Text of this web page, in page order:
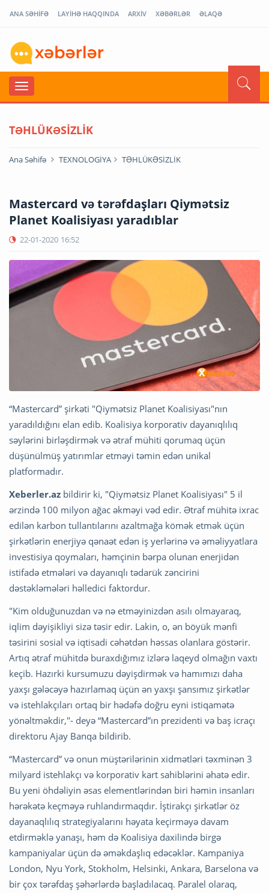
ANA SƏHİFƏ LAYİHƏ HAQQINDA ARXİV XƏBƏRLƏR ƏLAQƏ
TƏHLÜKƏSİZLİK
Ana Səhifə TEXNOLOGİYA TƏHLÜKƏSİZLİK
Mastercard və tərəfdaşları Qiymətsiz
Planet Koalisiyası yaradıblar
22-01-2020 16:52
“Mastercard” şirkəti "Qiymətsiz Planet Koalisiyası"nın
yaradıldığını elan edib. Koalisiya korporativ dayanıqlılıq
səylərini birləşdirmək və ətraf mühiti qorumaq üçün
düşünülmüş yatırımlar etməyi təmin edən unikal
platformadır.
Xeberler.az bildirir ki, "Qiymətsiz Planet Koalisiyası" 5 il
ərzində 100 milyon ağac əkməyi vəd edir. Ətraf mühitə ixrac
edilən karbon tullantılarını azaltmağa kömək etmək üçün
şirkətlərin enerjiyə qənaət edən iş yerlərinə və əməliyyatlara
investisiya qoymaları, həmçinin bərpa olunan enerjidən
istifadə etmələri və dayanıqlı tədarük zəncirini
dəstəkləmələri həlledici faktordur.
"Kim olduğunuzdan və nə etməyinizdən asılı olmayaraq,
iqlim dəyişikliyi sizə təsir edir. Lakin, o, ən böyük mənfi
təsirini sosial və iqtisadi cəhətdən həssas olanlara göstərir.
Artıq ətraf mühitdə buraxdığımız izlərə laqeyd olmağın vaxtı
keçib. Hazırki kursumuzu dəyişdirmək və hamımızı daha
yaxşı gələcəyə hazırlamaq üçün ən yaxşı şansımız şirkətlər
və istehlakçıları ortaq bir hədəfə doğru eyni istiqamətə
yönəltməkdir,"- deyə “Mastercard”ın prezidenti və baş icraçı
direktoru Ajay Banqa bildirib.
“Mastercard” və onun müştərilərinin xidmətləri təxminən 3
milyard istehlakçı və korporativ kart sahiblərini əhatə edir.
Bu yeni öhdəliyin əsas elementlərindən biri həmin insanları
hərəkətə keçməyə ruhlandırmaqdır. İştirakçı şirkətlər öz
dayanaqlılıq strategiyalarını həyata keçirməyə davam
etdirməklə yanaşı, həm də Koalisiya daxilində birgə
kampaniyalar üçün də əməkdaşlıq edəcəklər. Kampaniya
London, Nyu York, Stokholm, Helsinki, Ankara, Barselona və
bir çox tərəfdaş şəhərlərdə başladılacaq. Paralel olaraq,